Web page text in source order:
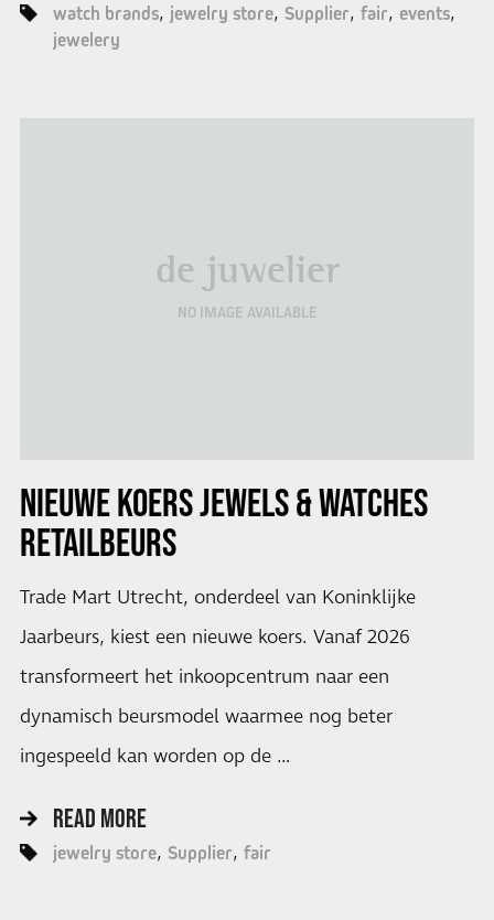
watch brands jewelry store Supplier fair events
jewelery
de juwelier
NO IMAGE AVAILABLE
NIEUWE KOERS JEWELS & WATCHES
RETAILBEURS
Trade Mart Utrecht, onderdeel van Koninklijke
Jaarbeurs, kiest een nieuwe koers. Vanaf 2026
transformeert het inkoopcentrum naar een
dynamisch beursmodel waarmee nog beter
ingespeeld kan worden op de …
READ MORE
jewelry store Supplier fair